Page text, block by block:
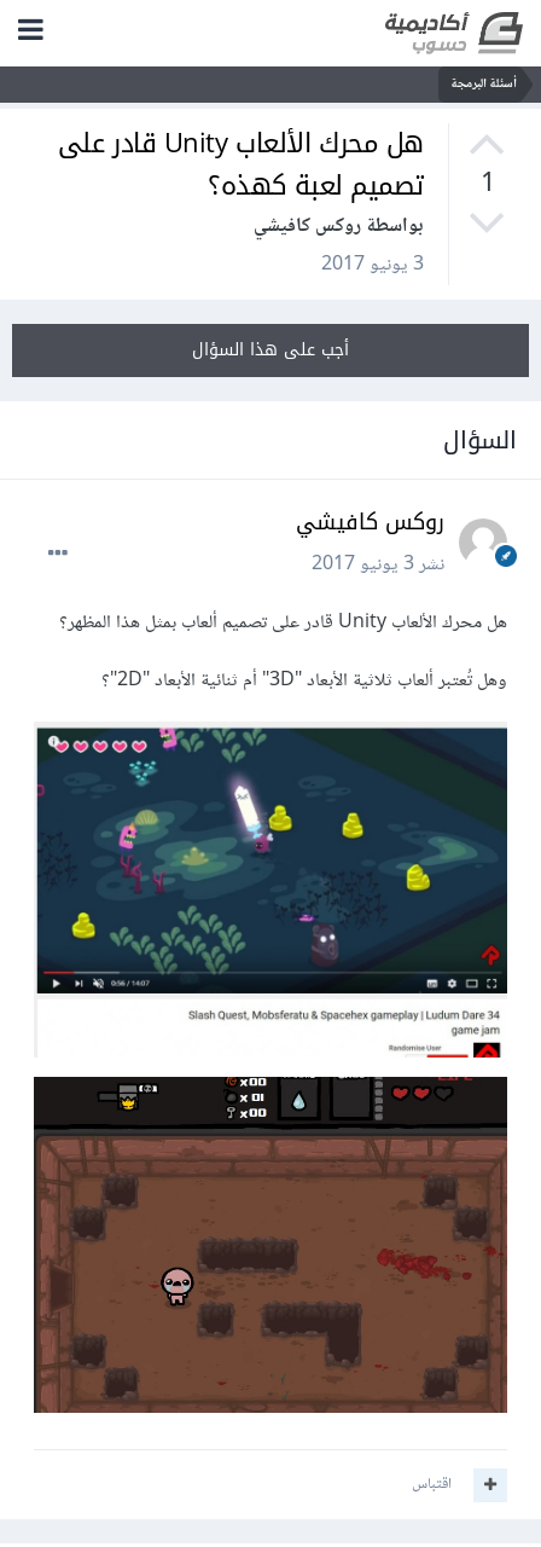
أسئلة البرمجة
1
هل محرك الألعاب Unity قادر على
تصميم لعبة كهذه؟
بواسطة روكس كافيشي
3 يونيو 2017
أجب على هذا السؤال
السؤال
روكس كافيشي
نشر3 يونيو 2017
هل محرك الألعاب Unity قادر على تصميم ألعاب بمثل هذا المظهر؟
وهل تُعتبر ألعاب ثلاثية الأبعاد "3D" أم ثنائية الأبعاد "2D"؟
اقتباس